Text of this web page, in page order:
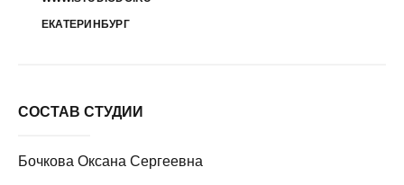
ЕКАТЕРИНБУРГ
СОСТАВ СТУДИИ
Бочкова Оксана Сергеевна